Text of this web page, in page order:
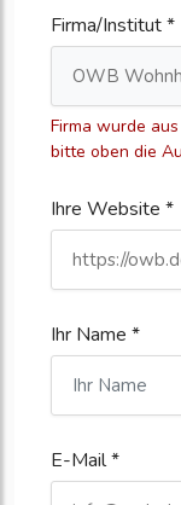
Firma/Institut *
Firma wurde
bitte oben die
Ihre Website *
Ihr Name *
E-Mail *